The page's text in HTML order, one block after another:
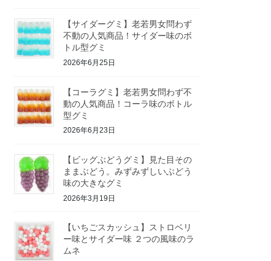
【サイダーグミ】老若男女問わず
不動の人気商品！サイダー味のボ
トル型グミ
2026年6月25日
【コーラグミ】老若男女問わず不
動の人気商品！コーラ味のボトル
型グミ
2026年6月23日
【ビッグぶどうグミ】見た目その
ままぶどう。みずみずしいぶどう
味の大きなグミ
2026年3月19日
【いちごスカッシュ】ストロベリ
ー味とサイダー味 ２つの風味のラ
ムネ